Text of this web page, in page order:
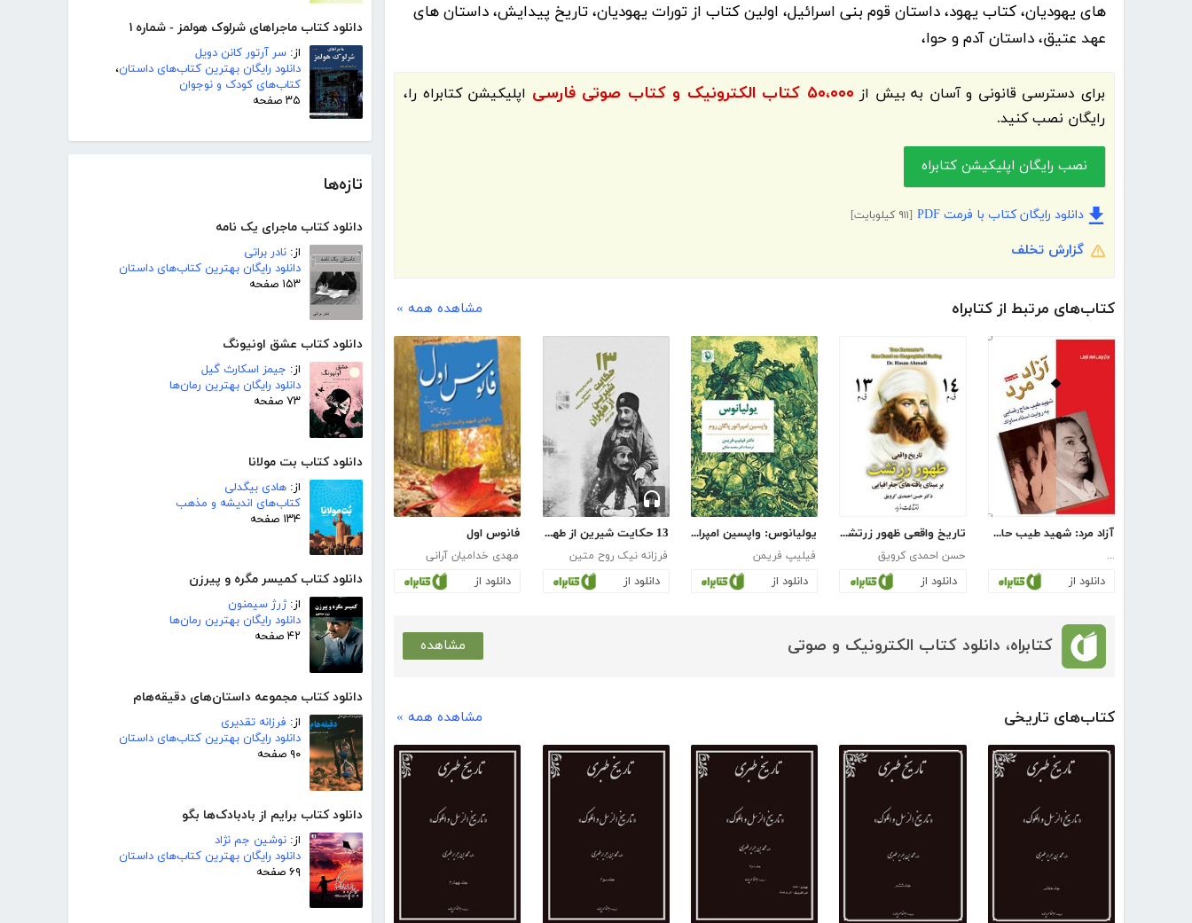
دانلود کتاب ماجراهای شرلوک هولمز - شماره ۱
از: سر آرتور کانن دویل
دانلود رایگان بهترین کتاب‌های داستان،
کتاب‌های کودک و نوجوان
۳۵ صفحه
تازه‌ها
دانلود کتاب ماجرای یک نامه
از: نادر براتی
دانلود رایگان بهترین کتاب‌های داستان
۱۵۳ صفحه
دانلود کتاب عشق اونیونگ
از: جیمز اسکارث گیل
دانلود رایگان بهترین رمان‌ها
۷۳ صفحه
دانلود کتاب بت مولانا
از: هادی بیگدلی
کتاب‌های اندیشه و مذهب
۱۳۴ صفحه
دانلود کتاب کمیسر مگره و پیرزن
از:ژرژ سیمنون
دانلود رایگان بهترین رمان‌ها
۴۲ صفحه
دانلود کتاب مجموعه داستان‌های دقیقه‌هام
از: فرزانه تقدیری
دانلود رایگان بهترین کتاب‌های داستان
۹۰ صفحه
دانلود کتاب برایم از بادبادک‌ها بگو
از: نوشین جم نژاد
دانلود رایگان بهترین کتاب‌های داستان
۶۹ صفحه
های یهودیان، کتاب یهود، داستان قوم بنی اسرائیل، اولین کتاب از تورات یهودیان، تاریخ پیدایش، داستان های
عهد عتیق، داستان آدم و حوا،
برای دسترسی قانونی و آسان به بیش از ۵۰،۰۰۰ کتاب الکترونیک و کتاب صوتی فارسی اپلیکیشنکتابراه را،
رایگان نصب کنید.
نصب رایگان اپلیکیشن کتابراه
دانلود رایگان کتاب با فرمت PDF [۹۱۱ کیلوبایت]
گزارش تخلف
کتاب‌های مرتبط از کتابراه مشاهده همه »
آزاد مرد: شهید طیب حاج رضایی به روایت اسناد ساواک
...
دانلود از
تاریخ واقعی ظهور زرتشت بر مبنای یافته‌های جغرافیایی
حسن احمدی کرویق
دانلود از
یولیانوس: واپسین امپراتور پاگان روم
فیلیپ فریمن
دانلود از
13 حکایت شیرین از طهران - جلد دوم
فرزانه نیک روح متین
دانلود از
فانوس اول
مهدی خدامیان آرانی
دانلود از
کتابراه، دانلود کتاب الکترونیک و صوتی مشاهده
کتاب‌های تاریخی مشاهده همه »